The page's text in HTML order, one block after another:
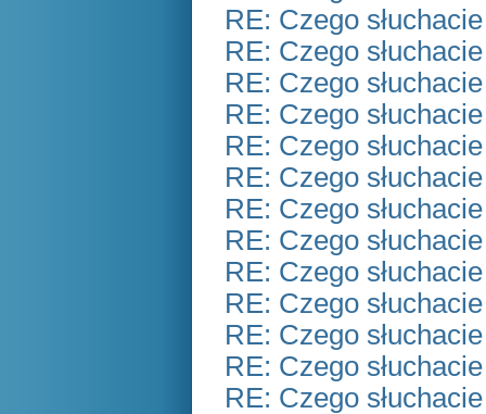
RE: Czego
RE: Czego
RE: Czego
RE: Czego
RE: Czego
RE: Czego
RE: Czego
RE: Czego
RE: Czego
RE: Czego
RE: Czego
RE: Czego
RE: Czego